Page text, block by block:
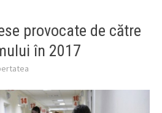
provocate de către
în 2017